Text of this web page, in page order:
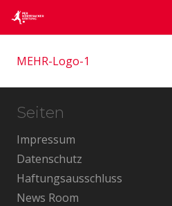
MEHR-Logo-1
Seiten
Impressum
Datenschutz
Haftungsausschluss
News Room